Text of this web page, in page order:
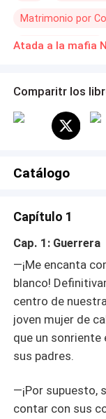
peligroso mundo
juego de pasión
Matrimonio por
Romance oscuro
Comparitr los
Catálogo
Capítulo 1
Cap. 1: Guerrera
—¡Me encanta
blanco!
centro de
joven mujer de
que un sonriente
sus padres.
—¡Por supuesto,
contar con sus